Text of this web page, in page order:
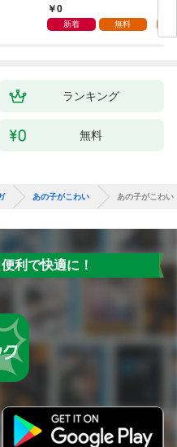
0
新着 無料
ランキング
無料
あの子がこわい あの子がこわい
利で快適に！